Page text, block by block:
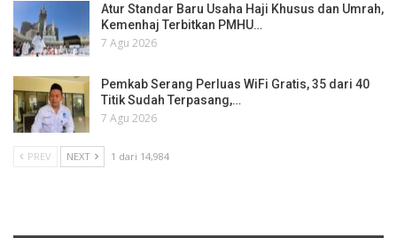
Atur Standar Baru Usaha Haji Khusus dan Umrah,
Kemenhaj Terbitkan PMHU…
7 Agu 2026
Pemkab Serang Perluas WiFi Gratis, 35 dari 40
Titik Sudah Terpasang,…
7 Agu 2026
PREV NEXT 1 dari 14,984